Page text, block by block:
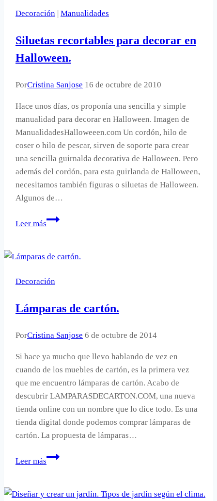
la
de
baño
Decoración | Manualidades
Siluetas recortables para decorar en
Halloween.
PorCristina Sanjose 16 de octubre de 2010
Hace unos días, os proponía una sencilla y simple
manualidad para decorar en Halloween. Imagen de
ManualidadesHalloweeen.com Un cordón, hilo de
coser o hilo de pescar, sirven de soporte para crear
una sencilla guirnalda decorativa de Halloween. Pero
además del cordón, para esta guirlanda de Halloween,
necesitamos también figuras o siluetas de Halloween.
Algunos de…
Leer más
Siluetas
decorar
Halloween.
Decoración
Lámparas de cartón.
PorCristina Sanjose 6 de octubre de 2014
Si hace ya mucho que llevo hablando de vez en
cuando de los muebles de cartón, es la primera vez
que me encuentro lámparas de cartón. Acabo de
descubrir LAMPARASDECARTON.COM, una nueva
tienda online con un nombre que lo dice todo. Es una
tienda digital donde podemos comprar lámparas de
cartón. La propuesta de lámparas…
Leer más
Lámparas